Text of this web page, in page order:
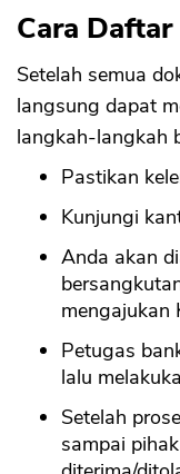
Cara
Setelah semua
langsung dapat
langkah-langkah
Pastikan
Kunjungi
Anda akan
mengajukan
Petugas
lalu
Setelah
sampai